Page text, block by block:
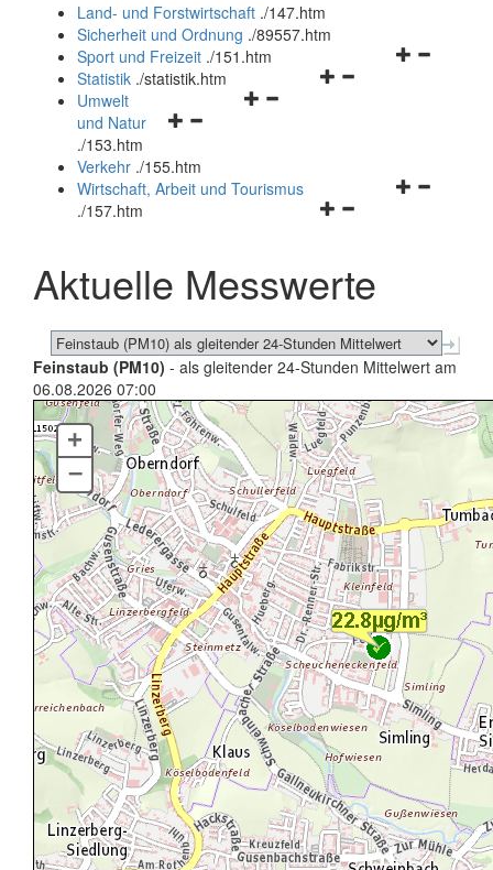
und
schließen
Land- und Forstwirtschaft ./147.htm
Sicherheit und Ordnung ./89557.htm
Navigationsmenü
Sport und Freizeit ./151.htm
Navigationsmenü
Statistik ./statistik.htm
Navigationsmenü
und
schließen
Umwelt
und Natur
./153.htm
Verkehr ./155.htm
Navigationsmenü
schließen
Wirtschaft, Arbeit und Tourismus
./157.htm
Aktuelle Messwerte
Feinstaub (PM10) - als gleitender 24-Stunden Mittelwert am
06.08.2026 07:00
+
–